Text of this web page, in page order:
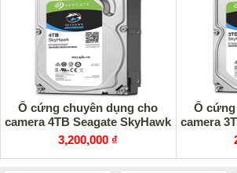
Ổ cứng chuyên dụng cho
camera 4TB Seagate SkyHawk
3,200,000 ₫
Ổ
camera